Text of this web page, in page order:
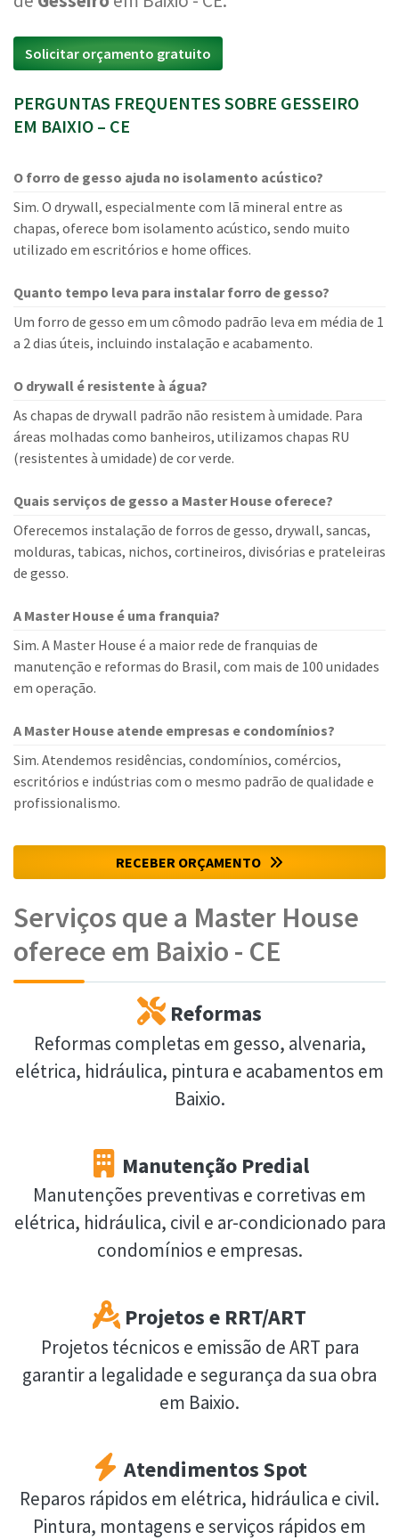
Solicitar orçamento gratuito
PERGUNTAS FREQUENTES SOBRE GESSEIRO
EM BAIXIO – CE
O forro de gesso ajuda no isolamento acústico?
Sim. O drywall, especialmente com lã mineral entre as
chapas, oferece bom isolamento acústico, sendo muito
utilizado em escritórios e home offices.
Quanto tempo leva para instalar forro de gesso?
Um forro de gesso em um cômodo padrão leva em média de 1
a 2 dias úteis, incluindo instalação e acabamento.
O drywall é resistente à água?
As chapas de drywall padrão não resistem à umidade. Para
áreas molhadas como banheiros, utilizamos chapas RU
(resistentes à umidade) de cor verde.
Quais serviços de gesso a Master House oferece?
Oferecemos instalação de forros de gesso, drywall, sancas,
molduras, tabicas, nichos, cortineiros, divisórias e prateleiras
de gesso.
A Master House é uma franquia?
Sim. A Master House é a maior rede de franquias de
manutenção e reformas do Brasil, com mais de 100 unidades
em operação.
A Master House atende empresas e condomínios?
Sim. Atendemos residências, condomínios, comércios,
escritórios e indústrias com o mesmo padrão de qualidade e
profissionalismo.
RECEBER ORÇAMENTO
Serviços que a Master House
oferece em Baixio - CE
Reformas
Reformas completas em gesso, alvenaria,
elétrica, hidráulica, pintura e acabamentos em
Baixio.
Manutenção Predial
Manutenções preventivas e corretivas em
elétrica, hidráulica, civil e ar-condicionado para
condomínios e empresas.
Projetos e RRT/ART
Projetos técnicos e emissão de ART para
garantir a legalidade e segurança da sua obra
em Baixio.
Atendimentos Spot
Reparos rápidos em elétrica, hidráulica e civil.
Pintura, montagens e serviços rápidos em